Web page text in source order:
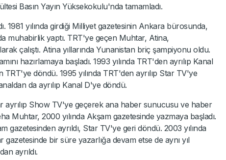
Basın Yayın Yüksekokulu'nda tamamladı.
1981 yılında girdiği Milliyet gazetesinin Ankara bürosunda,
muhabirlik yaptı. TRT'ye geçen Muhtar, Atina,
çalıştı. Atina yıllarında Yunanistan briç şampiyonu oldu.
hazırlamaya başladı. 1993 yılında TRT'den ayrılıp Kanal
TRT'ye döndü. 1995 yılında TRT'den ayrılıp Star TV'ye
da ayrılıp Kanal D'ye döndü.
ayrılıp Show TV'ye geçerek ana haber sunucusu ve haber
Muhtar, 2000 yılında Akşam gazetesinde yazmaya başladı.
gazetesinden ayrıldı, Star TV'ye geri döndü. 2003 yılında
bir süre yazarlığa devam etse de aynı yıl
ayrıldı.